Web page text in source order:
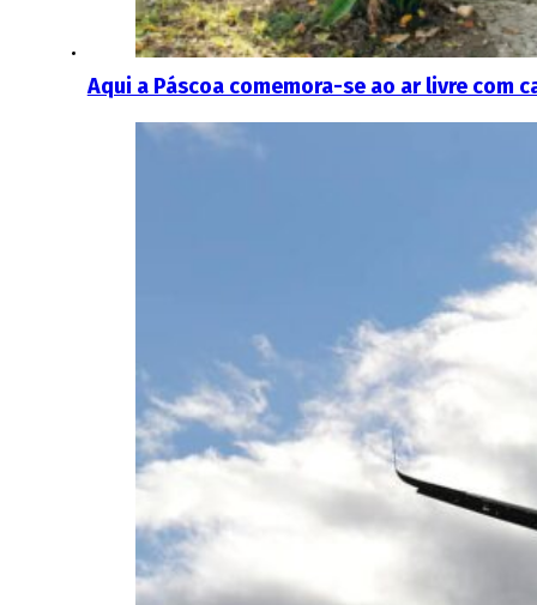
Aqui a Páscoa comemora-se ao ar livre com